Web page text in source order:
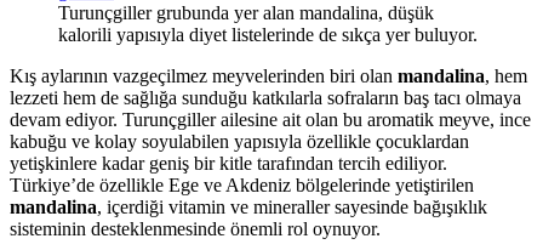
Turunçgiller grubunda yer alan mandalina, düşük
kalorili yapısıyla diyet listelerinde de sıkça yer buluyor.
Kış aylarının vazgeçilmez meyvelerinden biri olan mandalina, hem
lezzeti hem de sağlığa sunduğu katkılarla sofraların baş tacı olmaya
devam ediyor. Turunçgiller ailesine ait olan bu aromatik meyve, ince
kabuğu ve kolay soyulabilen yapısıyla özellikle çocuklardan
yetişkinlere kadar geniş bir kitle tarafından tercih ediliyor.
Türkiye’de özellikle Ege ve Akdeniz bölgelerinde yetiştirilen
mandalina, içerdiği vitamin ve mineraller sayesinde bağışıklık
sisteminin desteklenmesinde önemli rol oynuyor.